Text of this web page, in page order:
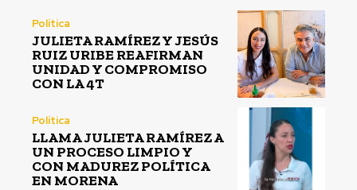
Política
JULIETA RAMÍREZ Y JESÚS
RUIZ URIBE REAFIRMAN
UNIDAD Y COMPROMISO
CON LA 4T
Política
LLAMA JULIETA RAMÍREZ A
UN PROCESO LIMPIO Y
CON MADUREZ POLÍTICA
EN MORENA